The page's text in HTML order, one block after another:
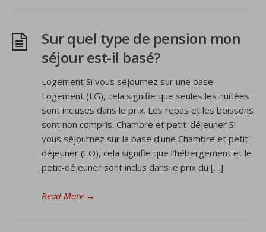
Sur quel type de pension mon
séjour est-il basé?
Logement Si vous séjournez sur une base
Logement (LG), cela signifie que seules les nuitées
sont incluses dans le prix. Les repas et les boissons
sont non compris. Chambre et petit-déjeuner Si
vous séjournez sur la base d’une Chambre et petit-
déjeuner (LO), cela signifie que l’hébergement et le
petit-déjeuner sont inclus dans le prix du […]
Read More →